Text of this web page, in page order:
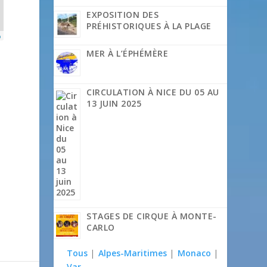
EXPOSITION DES
PRÉHISTORIQUES À LA PLAGE
MER À L’ÉPHÉMÈRE
CIRCULATION À NICE DU 05 AU
13 JUIN 2025
STAGES DE CIRQUE À MONTE-
CARLO
Tous | Alpes-Maritimes | Monaco |